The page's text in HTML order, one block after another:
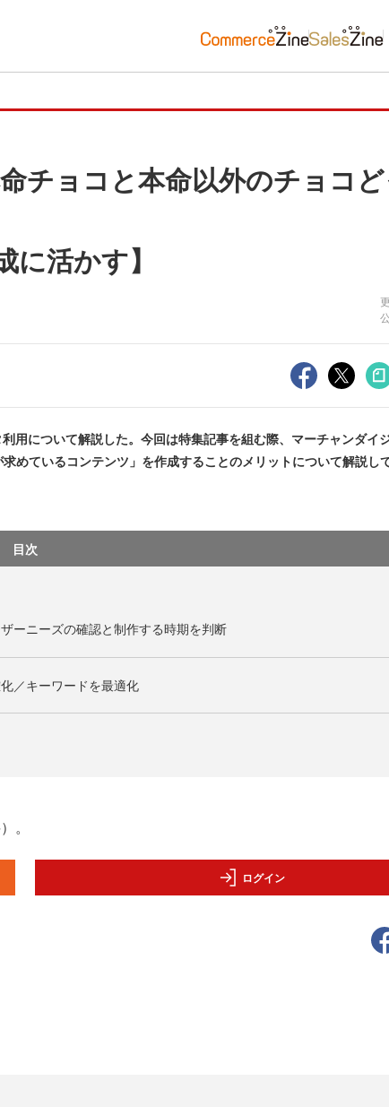
チョコと本命以外のチョコ
に活かす】
用について解説した。今回は特集記事を組む際、マーチャンダイ
めているコンテンツ」を作成することのメリットについて解説し
目次
ーニーズの確認と制作する時期を判断
／キーワードを最適化
。
ログイン